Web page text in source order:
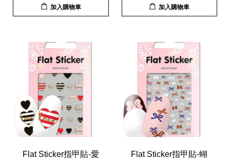
加入購物車 加入購物車
Flat Sticker指甲貼-愛
Flat Sticker指甲貼-蝴